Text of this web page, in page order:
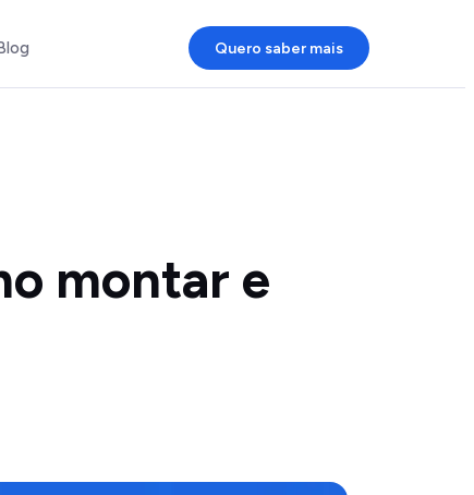
Quero saber mais
montar e